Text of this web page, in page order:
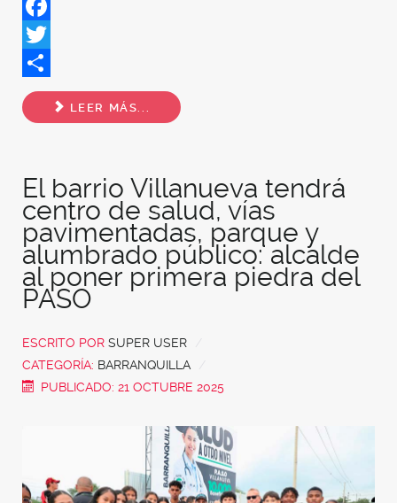
Facebook
Twitter
Share
LEER MÁS...
El barrio Villanueva tendrá
centro de salud, vías
pavimentadas, parque y
alumbrado público: alcalde
al poner primera piedra del
PASO
ESCRITO POR SUPER USER
CATEGORÍA: BARRANQUILLA
PUBLICADO: 21 OCTUBRE 2025